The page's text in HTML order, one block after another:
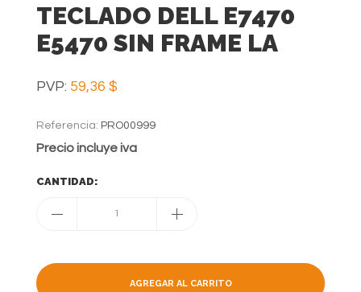
TECLADO DELL E7470
E5470 SIN FRAME LA
PVP: 59,36 $
Referencia: PRO00999
Precio incluye iva
CANTIDAD:
1
AGREGAR AL CARRITO